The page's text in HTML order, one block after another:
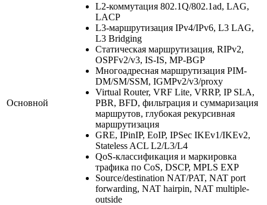
Основной
L2-коммутация 802.1Q/802.1ad, LAG,
LACP
L3-маршрутизация IPv4/IPv6, L3 LAG,
L3 Bridging
Статическая маршрутизация, RIPv2,
OSPFv2/v3, IS-IS, MP-BGP
Многоадресная маршрутизация PIM-
DM/SM/SSM, IGMPv2/v3/proxy
Virtual Router, VRF Lite, VRRP, IP SLA,
PBR, BFD, фильтрация и суммаризация
маршрутов, глубокая рекурсивная
маршрутизация
GRE, IPinIP, EoIP, IPSec IKEv1/IKEv2,
Stateless ACL L2/L3/L4
QoS-классификация и маркировка
трафика по CoS, DSCP, MPLS EXP
Source/destination NAT/PAT, NAT port
forwarding, NAT hairpin, NAT multiple-
outside